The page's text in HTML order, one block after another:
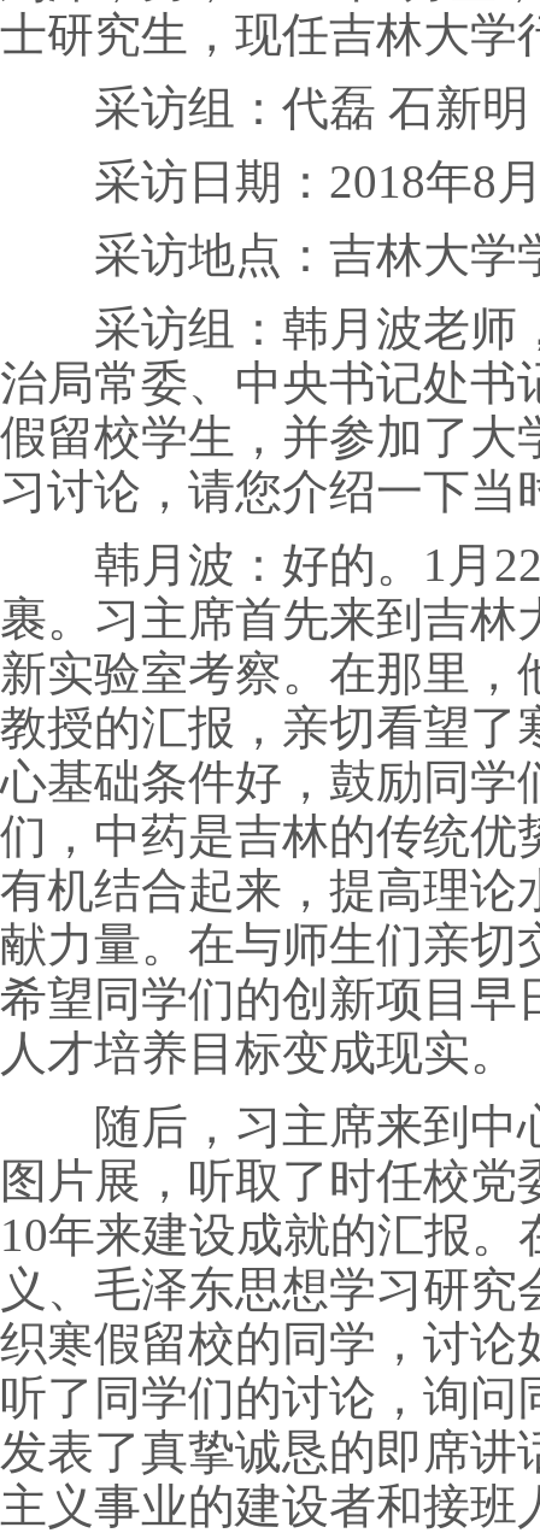
士研究生，现任吉林大学
采访组：代磊 石新明
采访日期：2018年8月
采访地点：吉林大学
采访组：韩月波老师，
治局常委、中央书记处书
假留校学生，并参加了大
习讨论，请您介绍一下当
韩月波：好的。1月22
裹。习主席首先来到吉林
新实验室考察。在那里
教授的汇报，亲切看望了
心基础条件好，鼓励同学
们，中药是吉林的传统优
有机结合起来，提高理论
献力量。在与师生们亲切
希望同学们的创新项目早
人才培养目标变成现实。
随后，习主席来到中
图片展，听取了时任校
10年来建设成就的汇报
义、毛泽东思想学习研究
织寒假留校的同学，讨论
听了同学们的讨论，询
发表了真挚诚恳的即席讲
主义事业的建设者和接